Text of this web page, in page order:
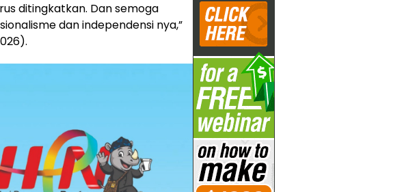
ditingkatkan. Dan semoga
dan independensi nya,”